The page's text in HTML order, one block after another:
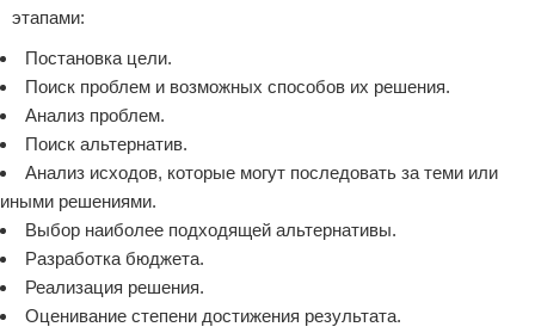
этапами:
Постановка цели.
Поиск проблем и возможных способов их решения.
Анализ проблем.
Поиск альтернатив.
Анализ исходов, которые могут последовать за теми или
иными решениями.
Выбор наиболее подходящей альтернативы.
Разработка бюджета.
Реализация решения.
Оценивание степени достижения результата.